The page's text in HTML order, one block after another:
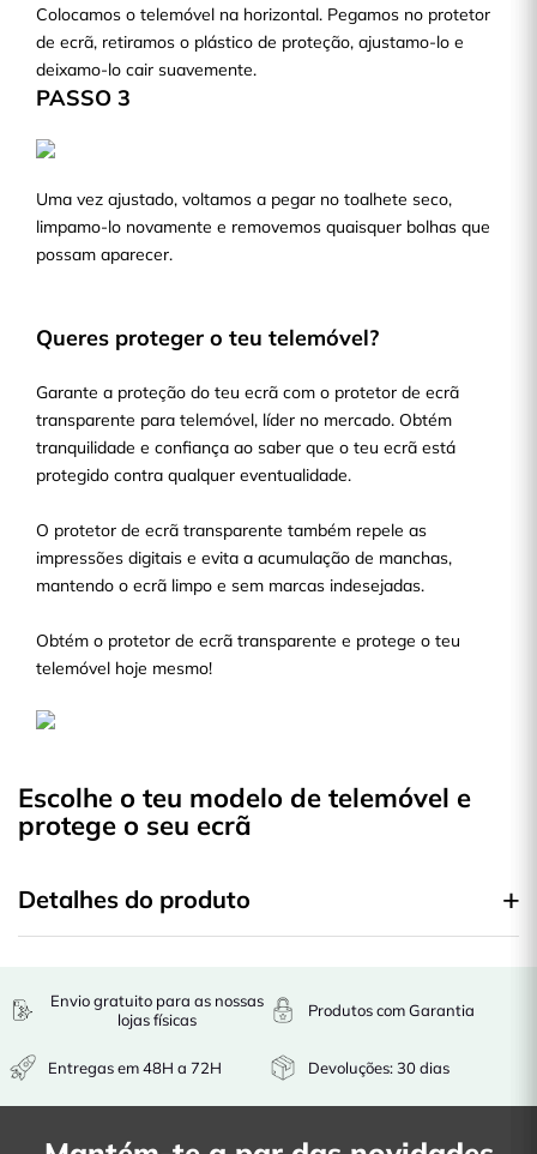
Colocamos o telemóvel na horizontal. Pegamos no protetor
de ecrã, retiramos o plástico de proteção, ajustamo-lo e
deixamo-lo cair suavemente.
PASSO 3
Uma vez ajustado, voltamos a pegar no toalhete seco,
limpamo-lo novamente e removemos quaisquer bolhas que
possam aparecer.
Queres proteger o teu telemóvel?
Garante a proteção do teu ecrã com o protetor de ecrã
transparente para telemóvel, líder no mercado. Obtém
tranquilidade e confiança ao saber que o teu ecrã está
protegido contra qualquer eventualidade.
O protetor de ecrã transparente também repele as
impressões digitais e evita a acumulação de manchas,
mantendo o ecrã limpo e sem marcas indesejadas.
Obtém o protetor de ecrã transparente e protege o teu
telemóvel hoje mesmo!
Escolhe o teu modelo de telemóvel e
protege o seu ecrã
Detalhes do produto
Envio gratuito para as nossas
lojas físicas
Entregas em 48H a 72H
Produtos com Garantia
Devoluções: 30 dias